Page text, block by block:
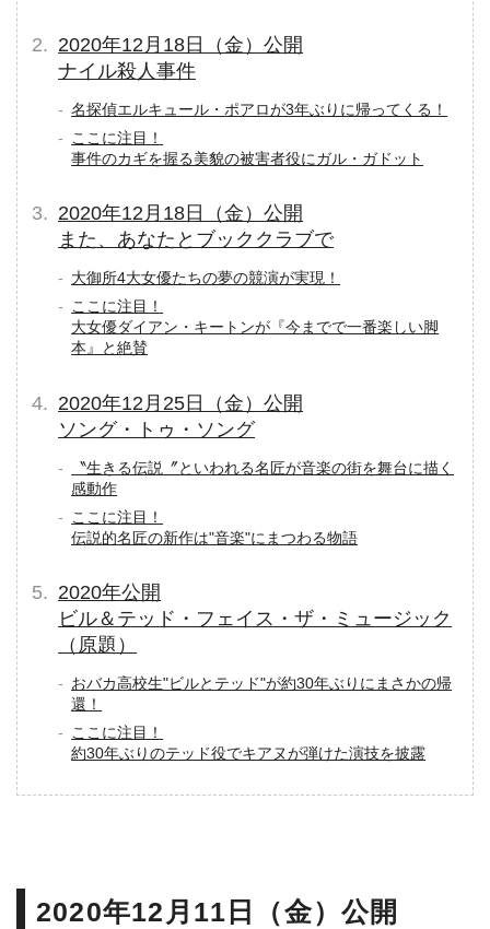
2020年12月18日（金）公開
ナイル殺人事件
名探偵エルキュール・ポアロが3年ぶりに帰ってくる！
ここに注目！
事件のカギを握る美貌の被害者役にガル・ガドット
2020年12月18日（金）公開
また、あなたとブッククラブで
大御所4大女優たちの夢の競演が実現！
ここに注目！
大女優ダイアン・キートンが『今までで一番楽しい脚
本』と絶賛
2020年12月25日（金）公開
ソング・トゥ・ソング
〝生きる伝説〞といわれる名匠が音楽の街を舞台に描く
感動作
ここに注目！
伝説的名匠の新作は"音楽"にまつわる物語
2020年公開
ビル＆テッド・フェイス・ザ・ミュージック
（原題）
おバカ高校生"ビルとテッド"が約30年ぶりにまさかの帰
還！
ここに注目！
約30年ぶりのテッド役でキアヌが弾けた演技を披露
2020年12月11日（金）公開